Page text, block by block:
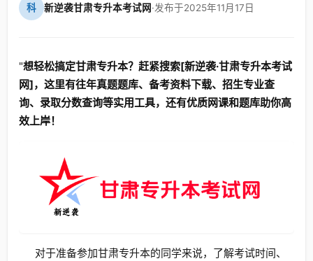
科 新逆袭甘肃专升本考试网·发布于2025年11月17日
"想轻松搞定甘肃专升本？赶紧搜索[新逆袭·甘肃专升本考试
网]，这里有往年真题题库、备考资料下载、招生专业查
询、录取分数查询等实用工具，还有优质网课和题库助你高
效上岸！
对于准备参加甘肃专升本的同学来说，了解考试时间、